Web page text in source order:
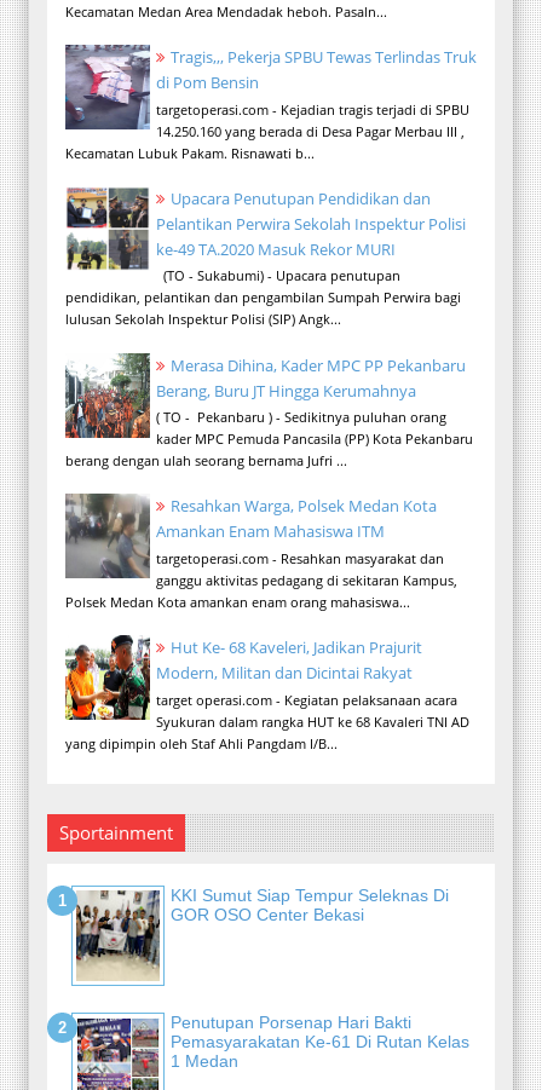
Kecamatan Medan Area Mendadak heboh. Pasaln...
Tragis,,, Pekerja SPBU Tewas Terlindas Truk
di Pom Bensin
targetoperasi.com - Kejadian tragis terjadi di SPBU
14.250.160 yang berada di Desa Pagar Merbau III ,
Kecamatan Lubuk Pakam. Risnawati b...
Upacara Penutupan Pendidikan dan
Pelantikan Perwira Sekolah Inspektur Polisi
ke-49 TA.2020 Masuk Rekor MURI
(TO - Sukabumi) - Upacara penutupan
pendidikan, pelantikan dan pengambilan Sumpah Perwira bagi
lulusan Sekolah Inspektur Polisi (SIP) Angk...
Merasa Dihina, Kader MPC PP Pekanbaru
Berang, Buru JT Hingga Kerumahnya
( TO - Pekanbaru ) - Sedikitnya puluhan orang
kader MPC Pemuda Pancasila (PP) Kota Pekanbaru
berang dengan ulah seorang bernama Jufri ...
Resahkan Warga, Polsek Medan Kota
Amankan Enam Mahasiswa ITM
targetoperasi.com - Resahkan masyarakat dan
ganggu aktivitas pedagang di sekitaran Kampus,
Polsek Medan Kota amankan enam orang mahasiswa...
Hut Ke- 68 Kaveleri, Jadikan Prajurit
Modern, Militan dan Dicintai Rakyat
target operasi.com - Kegiatan pelaksanaan acara
Syukuran dalam rangka HUT ke 68 Kavaleri TNI AD
yang dipimpin oleh Staf Ahli Pangdam I/B...
Sportainment
KKI Sumut Siap Tempur Seleknas Di
GOR OSO Center Bekasi
Penutupan Porsenap Hari Bakti
Pemasyarakatan Ke-61 Di Rutan Kelas
1 Medan